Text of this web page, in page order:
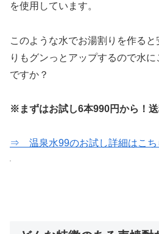
を使用しています。
このような水でお湯割りを作る
りもグンっとアップするので水
ですか？
※まずはお試し6本990円から！送
⇒ 温泉水99のお試し詳細はこち